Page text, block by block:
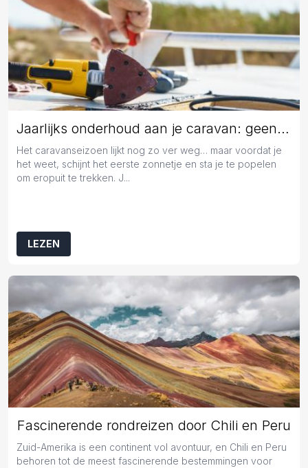
Jaarlijks onderhoud aan je caravan: geen overbodige luxe
Het caravanseizoen lijkt nog zo ver weg… maar voordat je
het weet, schijnt het eerste zonnetje en sta je te popelen
om eropuit te trekken. J...
LEZEN
Fascinerende rondreizen door Chili en Peru
Zuid-Amerika is een continent vol avontuur, en Chili en Peru
behoren tot de meest fascinerende bestemmingen voor